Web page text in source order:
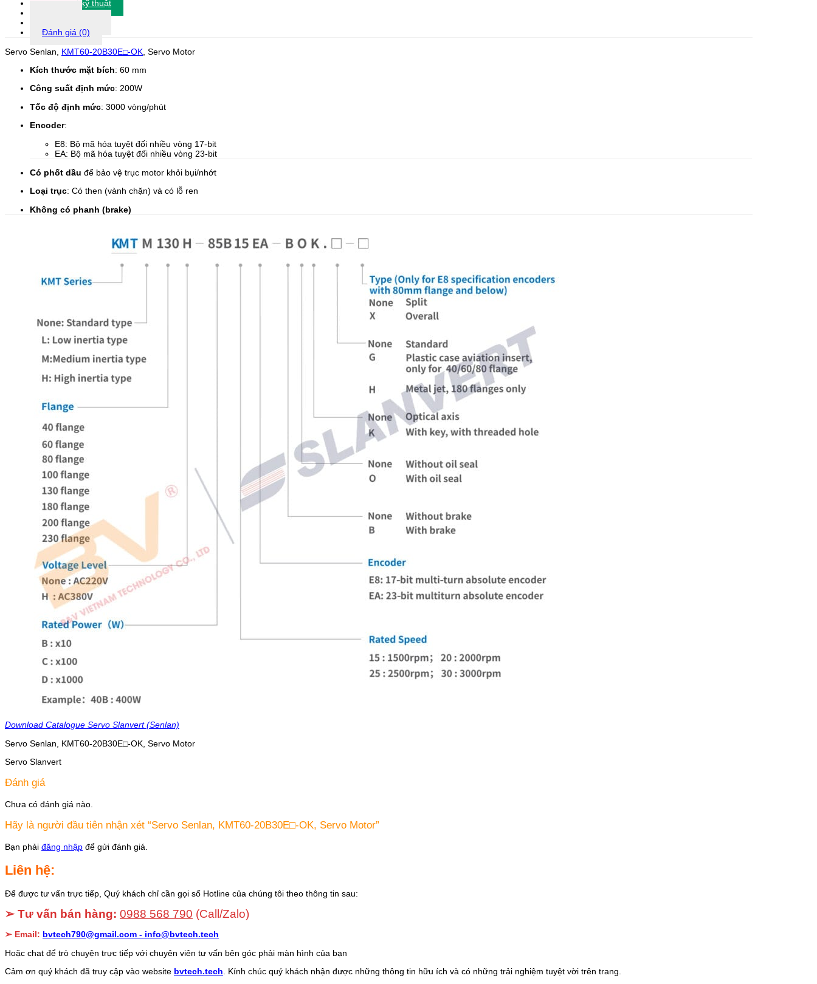
Thông số kỹ thuật
Đánh giá (0)
Servo Senlan, KMT60-20B30E□-OK , Servo Motor
Kích thước mặt bích: 60 mm
Công suất định mức: 200W
Tốc độ định mức: 3000 vòng/phút
Encoder:
E8: Bộ mã hóa tuyệt đối nhiều vòng 17-bit
EA: Bộ mã hóa tuyệt đối nhiều vòng 23-bit
Có phốt dầu để bảo vệ trục motor khỏi bụi/nhớt
Loại trục: Có then (vành chặn) và có lỗ ren
Không có phanh (brake)
Download Catalogue Servo Slanvert (Senlan)
Servo Senlan, KMT60-20B30E□-OK, Servo Motor
Servo Slanvert
Đánh giá
Chưa có đánh giá nào.
Hãy là người đầu tiên nhận xét “Servo Senlan, KMT60-20B30E□-OK, Servo Motor”
Bạn phải đăng nhập để gửi đánh giá.
Liên hệ:
Để được tư vấn trực tiếp, Quý khách chỉ cần gọi số Hotline của chúng tôi theo thông tin sau:
➢ Tư vấn bán hàng: 0988 568 790 (Call/Zalo)
➢ Email: bvtech790@gmail.com - info@bvtech.tech
Hoặc chat để trò chuyện trực tiếp với chuyên viên tư vấn bên góc phải màn hình của bạn
Cảm ơn quý khách đã truy cập vào website bvtech.tech . Kính chúc quý khách nhận được những thông tin hữu ích và có những trải nghiệm tuyệt vời trên trang.